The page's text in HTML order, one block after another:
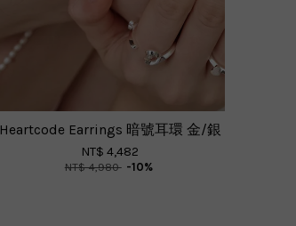
Heartcode Earrings 暗號耳環 金/銀
NT$ 4,482
NT$ 4,980 -10%